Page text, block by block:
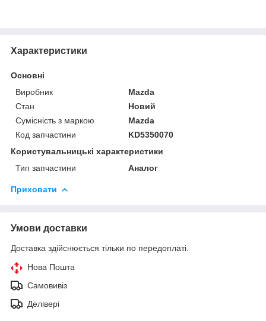
Характеристики
Основні
Виробник
Mazda
Стан
Новий
Сумісність з маркою
Mazda
Код запчастини
KD5350070
Користувальницькі характеристики
Тип запчастини
Аналог
Приховати
Умови доставки
Доставка здійснюється тільки по передоплаті.
Нова Пошта
Самовивіз
Делівері